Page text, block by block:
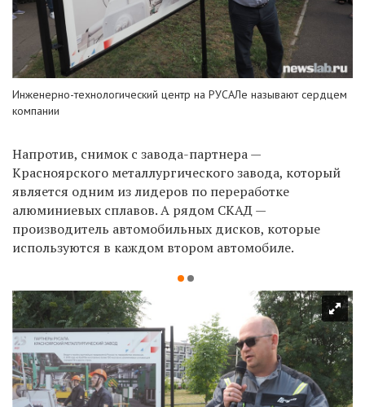
Инженерно-технологический центр на РУСАЛе называют сердцем
компании
Напротив, снимок с завода-партнера —
Красноярского металлургического завода, который
является одним из лидеров по переработке
алюминиевых сплавов. А рядом СКАД —
производитель автомобильных дисков, которые
используются в каждом втором автомобиле.